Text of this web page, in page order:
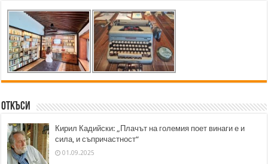
Откъси
Кирил Кадийски: „Плачът на големия поет винаги е и
сила, и съпричастност“
01.09.2025